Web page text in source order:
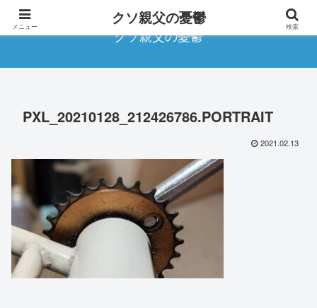
クソ親父の憂鬱
PXL_20210128_212426786.PORTRAIT
2021.02.13
メニュー クソ親父の憂鬱 検索